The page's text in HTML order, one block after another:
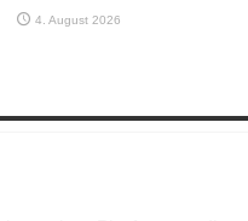
4. August 2026